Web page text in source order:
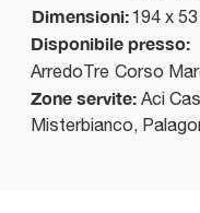
Dimensioni:194 x
Disponibile presso:
ArredoTre Corso
Zone servite: Aci
Misterbianco,